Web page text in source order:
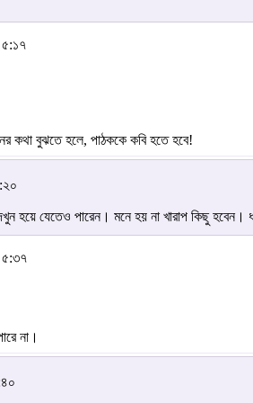
৫:১৭
কথা বুঝতে হলে, পাঠককে কবি হতে হবে!
হয়ে যেতেও পারেন। মনে হয় না খারাপ কিছু হবেন।
৫:৩৭
না।